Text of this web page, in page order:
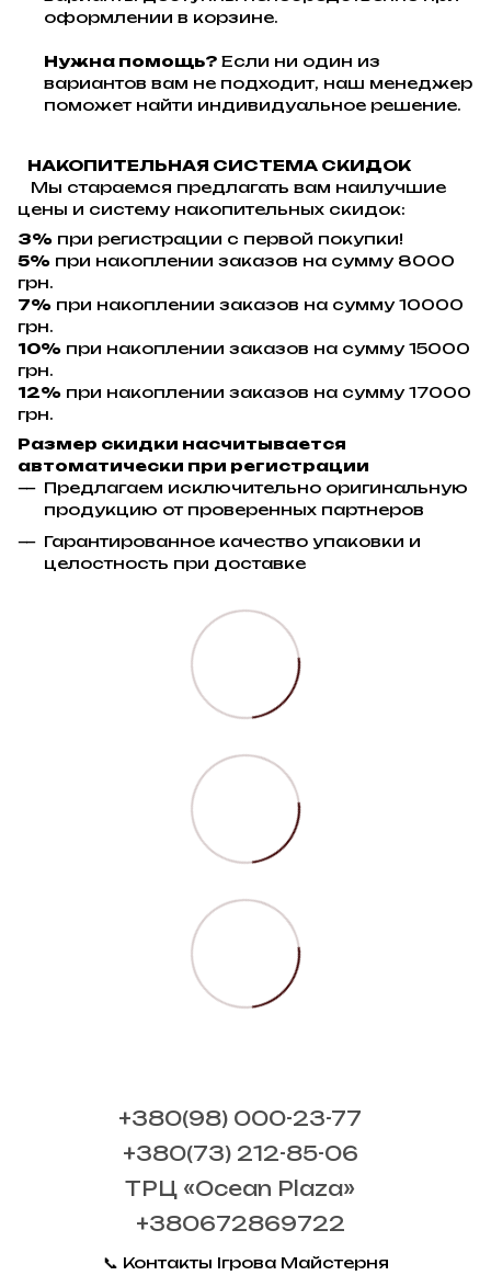
оформлении в корзине.
Нужна помощь? Если ни один из
вариантов вам не подходит, наш менеджер
поможет найти индивидуальное решение.
НАКОПИТЕЛЬНАЯ СИСТЕМА СКИДОК
Мы стараемся предлагать вам наилучшие
цены и систему накопительных скидок:
3% при регистрации с первой покупки!
5% при накоплении заказов на сумму 8000
грн.
7% при накоплении заказов на сумму 10000
грн.
10% при накоплении заказов на сумму 15000
грн.
12% при накоплении заказов на сумму 17000
грн.
Размер скидки насчитывается
автоматически при регистрации
Предлагаем исключительно оригинальную
продукцию от проверенных партнеров
Гарантированное качество упаковки и
целостность при доставке
+380(98) 000-23-77
+380(73) 212-85-06
ТРЦ «Ocean Plaza»
+380672869722
📞 Контакты Ігрова Майстерня